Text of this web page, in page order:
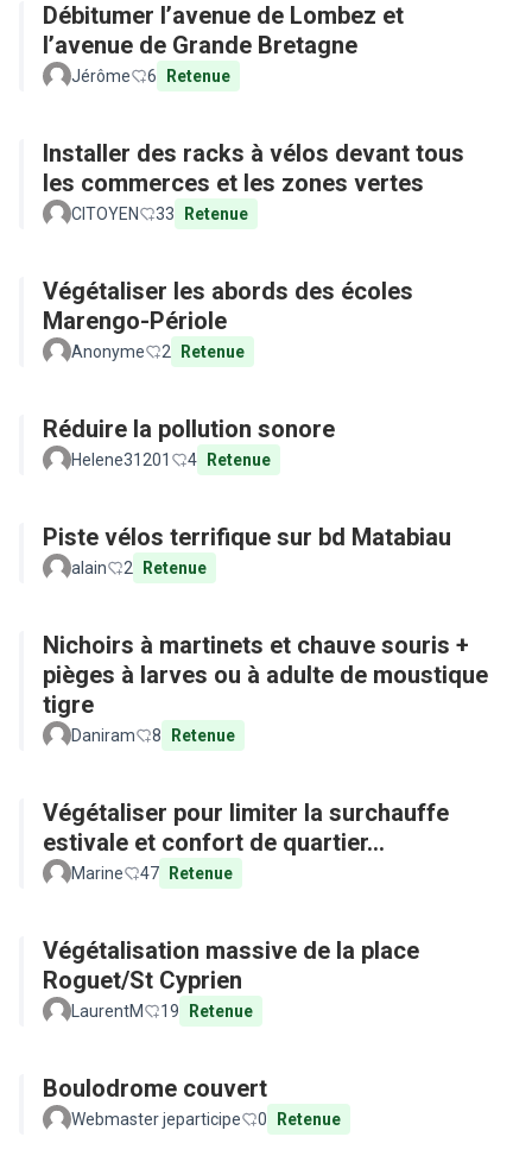
Débitumer l’avenue de Lombez et
l’avenue de Grande Bretagne
Jérôme 6 Retenue
Installer des racks à vélos devant tous
les commerces et les zones vertes
CITOYEN 33 Retenue
Végétaliser les abords des écoles
Marengo-Périole
Anonyme 2 Retenue
Réduire la pollution sonore
Helene31201 4 Retenue
Piste vélos terrifique sur bd Matabiau
alain 2 Retenue
Nichoirs à martinets et chauve souris +
pièges à larves ou à adulte de moustique
tigre
Daniram 8 Retenue
Végétaliser pour limiter la surchauffe
estivale et confort de quartier...
Marine 47 Retenue
Végétalisation massive de la place
Roguet/St Cyprien
LaurentM 19 Retenue
Boulodrome couvert
Webmaster jeparticipe 0 Retenue